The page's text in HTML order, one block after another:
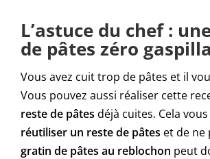
L’astuce du chef :
de pâtes zéro
Vous avez cuit trop de pâtes et il
Vous pouvez aussi réaliser cette
reste de pâtes déjà cuites. Cela
réutiliser un reste de pâtes et de ne
gratin de pâtes au reblochon peut